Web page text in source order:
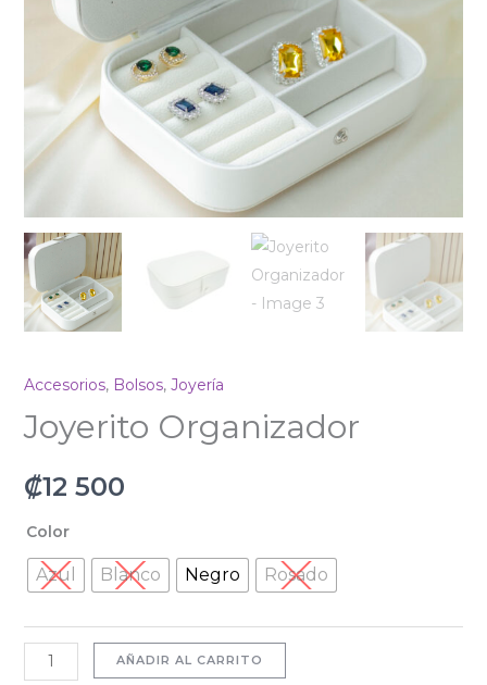
Accesorios, Bolsos, Joyería
Joyerito Organizador
₡12 500
Color
Azul Blanco Negro Rosado
AÑADIR AL CARRITO